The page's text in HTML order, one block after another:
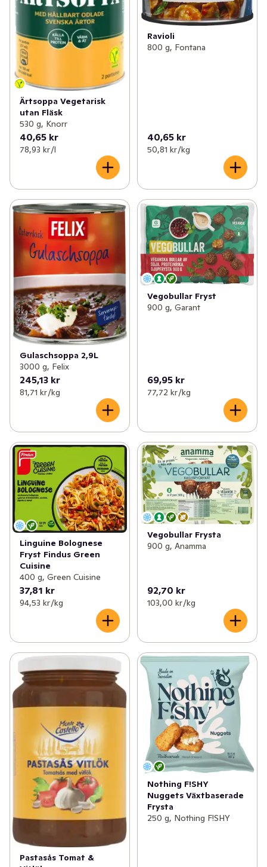
Ärtsoppa Vegetarisk
utan Fläsk
530 g, Knorr
40,65 kr
78,93 kr /l
Ravioli
800 g, Fontana
40,65 kr
50,81 kr /kg
Gulaschsoppa 2,9L
3000 g, Felix
245,13 kr
81,71 kr /kg
Vegobullar Fryst
900 g, Garant
69,95 kr
77,72 kr /kg
Linguine Bolognese
Fryst Findus Green
Cuisine
400 g, Green Cuisine
37,81 kr
94,53 kr /kg
Vegobullar Frysta
900 g, Anamma
92,70 kr
103,00 kr /kg
Pastasås Tomat &
Nothing F!SHY
Nuggets Växtbaserade
Frysta
250 g, Nothing F!SHY